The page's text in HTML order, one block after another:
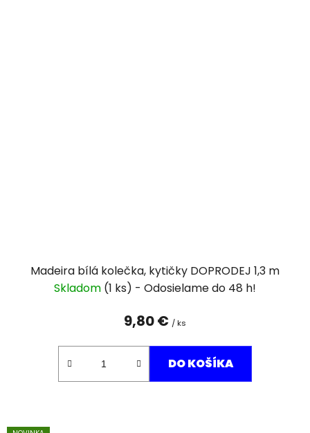
Madeira bílá kolečka, kytičky DOPRODEJ 1,3 m
Skladom (1 ks)
9,80 € / ks
DO KOŠÍKA